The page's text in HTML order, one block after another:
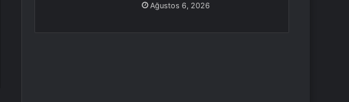
Ağustos 6, 2026